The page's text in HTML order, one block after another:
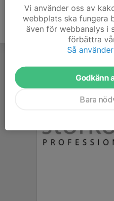
Vi använder oss av
webbplats ska fungera
även för webbanalys i
förbättra
Så
Godkänn
Bara